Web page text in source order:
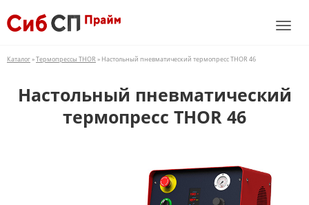
Каталог»Термопрессы THOR » Настольный пневматический термопресс THOR 46
Настольный пневматический
термопресс THOR 46